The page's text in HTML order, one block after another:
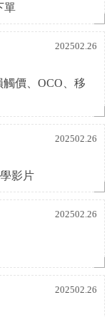
單
202502.26
價、OCO、移
202502.26
影片
202502.26
202502.26